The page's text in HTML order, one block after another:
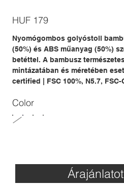
Price
HUF 179
Nyomógombos golyóstoll
(50%) és ABS műanyag (50%)
betéttel. A bambusz
mintázatában és méretében
certified | FSC 100%, N5.7, FSC-
Color